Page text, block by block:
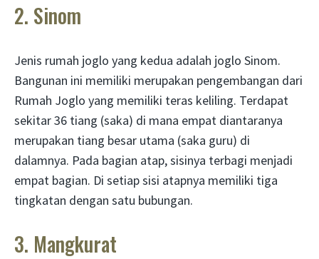
2. Sinom
Jenis rumah joglo yang kedua adalah joglo Sinom.
Bangunan ini memiliki merupakan pengembangan dari
Rumah Joglo yang memiliki teras keliling. Terdapat
sekitar 36 tiang (saka) di mana empat diantaranya
merupakan tiang besar utama (saka guru) di
dalamnya. Pada bagian atap, sisinya terbagi menjadi
empat bagian. Di setiap sisi atapnya memiliki tiga
tingkatan dengan satu bubungan.
3. Mangkurat